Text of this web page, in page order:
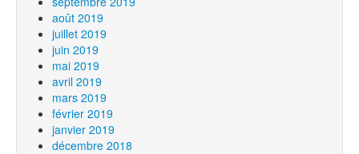
août 2019
juillet 2019
juin 2019
mai 2019
avril 2019
mars 2019
février 2019
janvier 2019
décembre 2018